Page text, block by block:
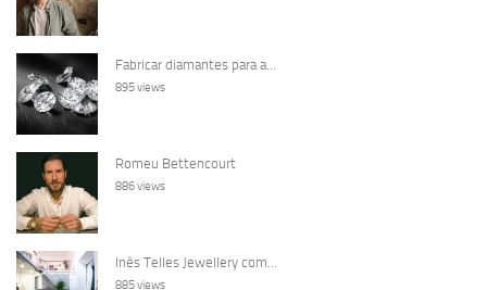
Fabricar diamantes para a...
895 views
Romeu Bettencourt
886 views
Inês Telles Jewellery com...
885 views